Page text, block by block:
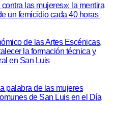
las mujeres»: la mentira
un femicidio cada 40 horas
de las Artes Escénicas,
la formación técnica y
en San Luis
palabra de las mujeres
de San Luis en el Día